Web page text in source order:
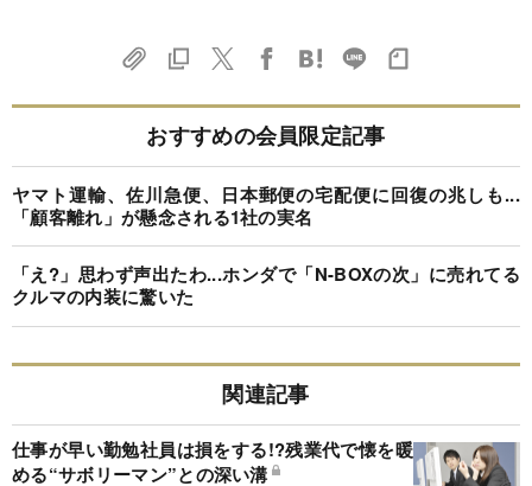
おすすめの会員限定記事
ヤマト運輸、佐川急便、日本郵便の宅配便に回復の兆しも...
「顧客離れ」が懸念される1社の実名
「え?」思わず声出たわ...ホンダで「N-BOXの次」に売れてる
クルマの内装に驚いた
関連記事
仕事が早い勤勉社員は損をする!?残業代で懐を暖
める“サボリーマン”との深い溝